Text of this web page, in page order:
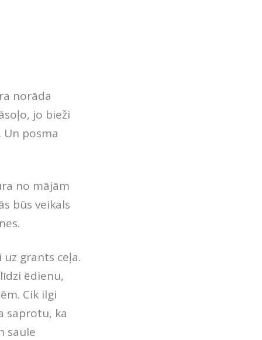
norāda
jo bieži
posma
no mājām
būs veikals
uz grants ceļa.
ēdienu,
Cik ilgi
saprotu, ka
saule